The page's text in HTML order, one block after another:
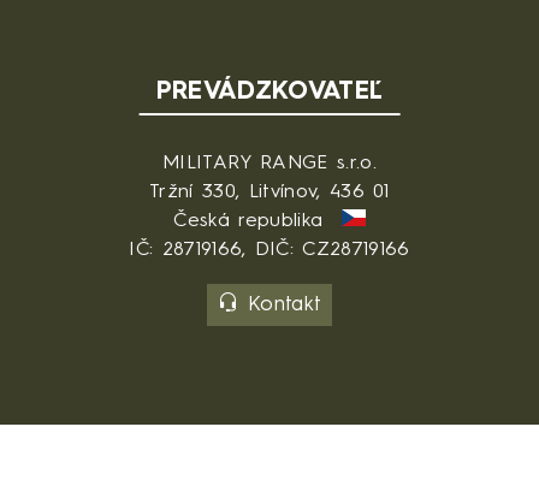
PREVÁDZKOVATEĽ
MILITARY RANGE s.r.o.
Tržní 330, Litvínov, 436 01
Česká republika
IČ: 28719166, DIČ: CZ28719166
Kontakt